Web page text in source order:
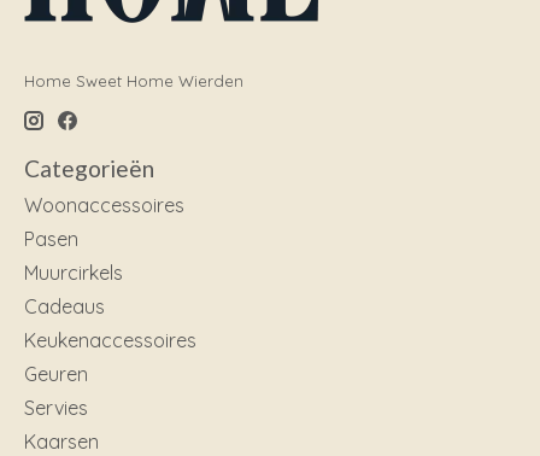
Home Sweet Home Wierden
Categorieën
Woonaccessoires
Pasen
Muurcirkels
Cadeaus
Keukenaccessoires
Geuren
Servies
Kaarsen